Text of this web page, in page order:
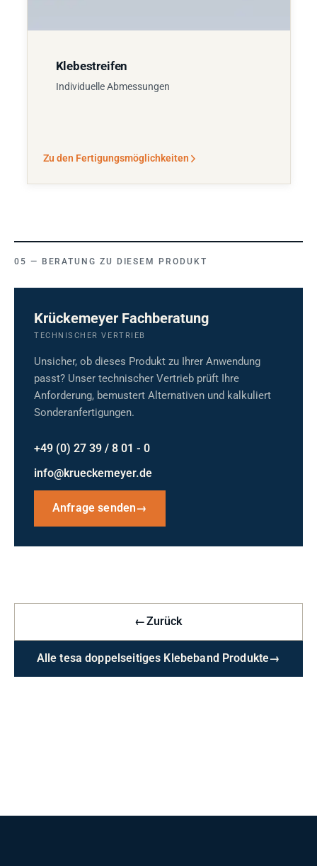
Klebestreifen
Individuelle Abmessungen
Zu den Fertigungsmöglichkeiten
BERATUNG ZU DIESEM PRODUKT
Krückemeyer Fachberatung
TECHNISCHER VERTRIEB
Unsicher, ob dieses Produkt zu Ihrer Anwendung
passt? Unser technischer Vertrieb prüft Ihre
Anforderung, bemustert Alternativen und kalkuliert
Sonderanfertigungen.
+49 (0) 27 39 / 8 01 - 0
info@krueckemeyer.de
Anfrage senden→
←Zurück
Alle tesa doppelseitiges Klebeband Produkte→